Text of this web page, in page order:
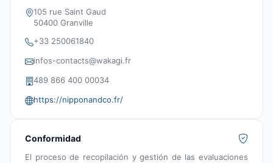
105 rue Saint Gaud
50400 Granville
+33 250061840
infos-contacts@wakagi.fr
489 866 400 00034
https://nipponandco.fr/
Conformidad
El proceso de recopilación y gestión de las evaluaciones